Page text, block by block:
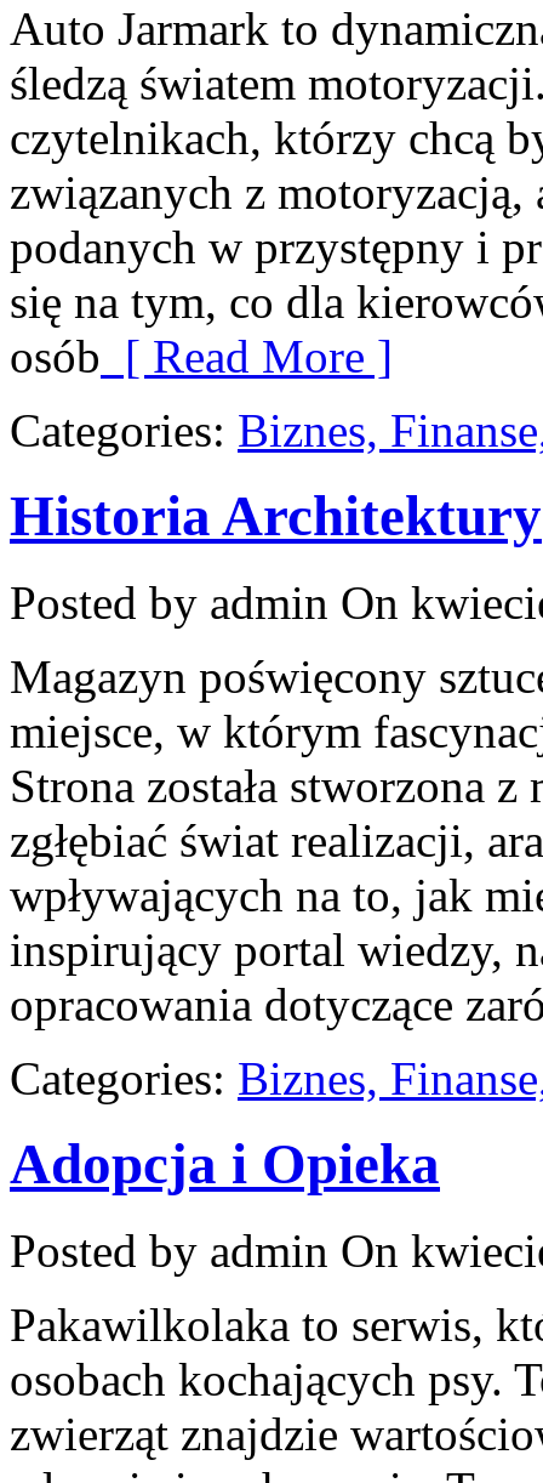
Auto Jarmark to
śledzą światem
czytelnikach, którzy chcą
związanych z motoryzacją,
podanych w przystępny i
się na tym, co dla
osób [ Read More ]
Categories: Biznes,
Historia Architektury
Posted by admin On
Magazyn poświęcony
miejsce, w którym
Strona została stworzona
zgłębiać świat realizacji,
wpływających na to, jak
inspirujący portal wiedzy,
opracowania dotyczące
Categories: Biznes,
Adopcja i Opieka
Posted by admin On
Pakawilkolaka to serwis,
osobach kochających psy.
zwierząt znajdzie